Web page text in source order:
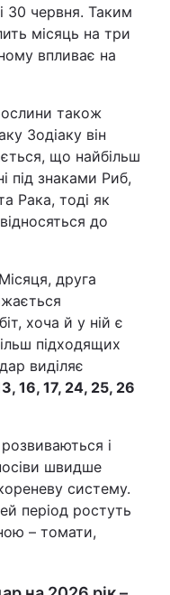
30 червня. Таким
місяць на три
впливає на
також
Зодіаку він
що найбільш
під знаками Риб,
Рака, тоді як
до
друга
хоча й у ній є
підходящих
виділяє
16, 17, 24, 25, 26
і
швидше
систему.
період ростуть
– томати,